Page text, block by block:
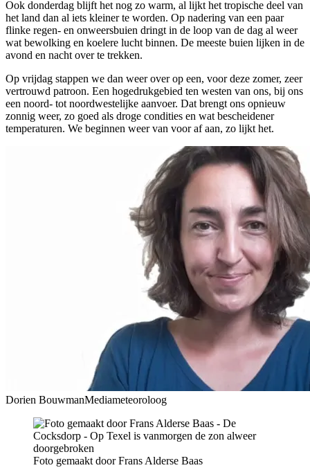
Ook donderdag blijft het nog zo warm, al lijkt het tropische deel van
het land dan al iets kleiner te worden. Op nadering van een paar
flinke regen- en onweersbuien dringt in de loop van de dag al weer
wat bewolking en koelere lucht binnen. De meeste buien lijken in de
avond en nacht over te trekken.
Op vrijdag stappen we dan weer over op een, voor deze zomer, zeer
vertrouwd patroon. Een hogedrukgebied ten westen van ons, bij ons
een noord- tot noordwestelijke aanvoer. Dat brengt ons opnieuw
zonnig weer, zo goed als droge condities en wat bescheidener
temperaturen. We beginnen weer van voor af aan, zo lijkt het.
Dorien BouwmanMediameteoroloog
Foto gemaakt door Frans Alderse Baas